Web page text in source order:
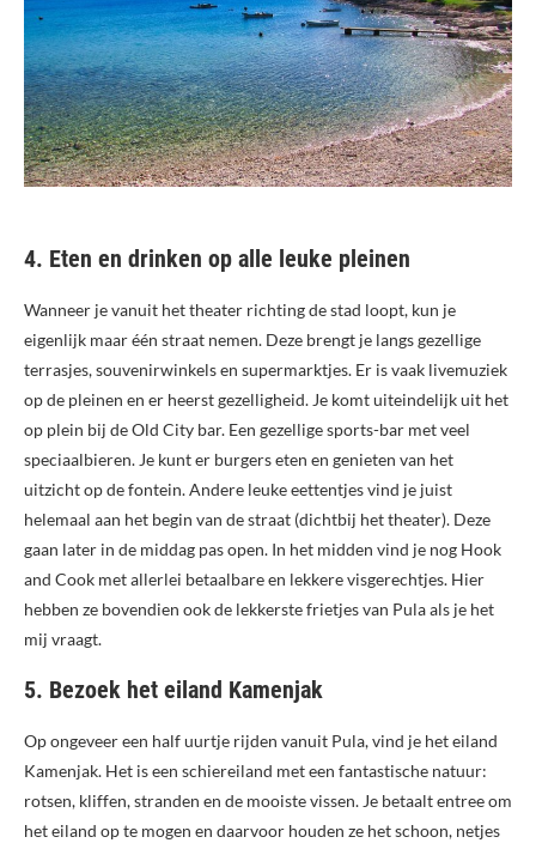
4. Eten en drinken op alle leuke pleinen
Wanneer je vanuit het theater richting de stad loopt, kun je
eigenlijk maar één straat nemen. Deze brengt je langs gezellige
terrasjes, souvenirwinkels en supermarktjes. Er is vaak livemuziek
op de pleinen en er heerst gezelligheid. Je komt uiteindelijk uit het
op plein bij de Old City bar. Een gezellige sports-bar met veel
speciaalbieren. Je kunt er burgers eten en genieten van het
uitzicht op de fontein. Andere leuke eettentjes vind je juist
helemaal aan het begin van de straat (dichtbij het theater). Deze
gaan later in de middag pas open. In het midden vind je nog Hook
and Cook met allerlei betaalbare en lekkere visgerechtjes. Hier
hebben ze bovendien ook de lekkerste frietjes van Pula als je het
mij vraagt.
5. Bezoek het eiland Kamenjak
Op ongeveer een half uurtje rijden vanuit Pula, vind je het eiland
Kamenjak. Het is een schiereiland met een fantastische natuur:
rotsen, kliffen, stranden en de mooiste vissen. Je betaalt entree om
het eiland op te mogen en daarvoor houden ze het schoon, netjes